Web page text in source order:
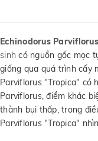
Echinodorus
sinh có nguồn gốc mọc
giống qua quá trình cấy
Parviflorus "Tropica" có
Parviflorus, điểm khác
thành bụi thấp, trong
Parviflorus "Tropica"